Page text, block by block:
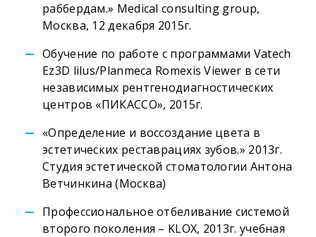
раббердам.» Medical consulting group,
Москва, 12 декабря 2015г.
Обучение по работе с программами Vatech
Ez3D lilus/Planmeca Romexis Viewer в сети
независимых рентгенодиагностических
центров «ПИКАССО», 2015г.
«Определение и воссоздание цвета в
эстетических реставрациях зубов.» 2013г.
Студия эстетической стоматологии Антона
Ветчинкина (Москва)
Профессиональное отбеливание системой
второго поколения – KLOX, 2013г. учебная